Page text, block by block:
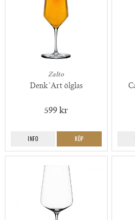
Zalto
Denk`Art ölglas
599 kr
INFO KÖP